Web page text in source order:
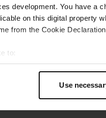
development. You have a
on this digital property
from the Cookie
to:
geographical location
personal data is processed
Use
niet veilig. Jammer,
kreek is op zich erg
gemeente want dit is
lees meer